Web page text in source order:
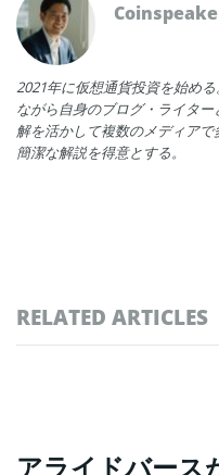
2021年に仮想通貨投資を始め
ながら自身のブログ・ライタ
解を活かして複数のメディア
簡潔な解説を得意とする。
RELATED ARTICLES
アライドバース